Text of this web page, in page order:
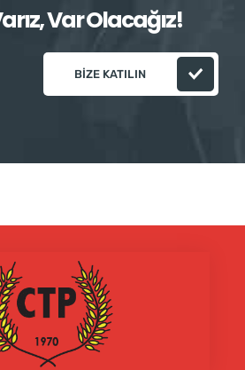
Var Olacağız!
BIZE KATILIN